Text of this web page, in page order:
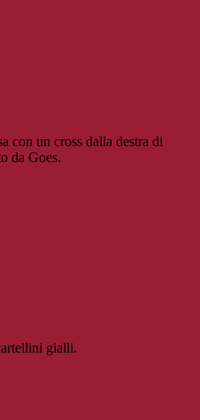
con un cross dalla destra di
da Goes.
gialli.